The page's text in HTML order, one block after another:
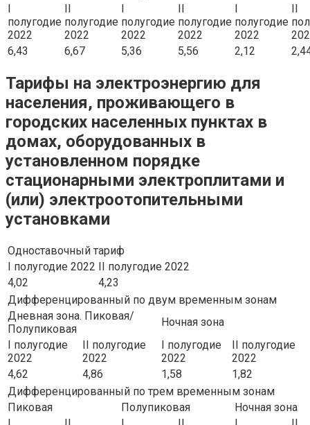
I
полугодие
2022
II
полугодие
2022
I
полугодие
2022
II
полугодие
2022
I
полугодие
2022
II
6,43
6,67 5,36 5,56 2,12
Тарифы на электроэнергию для
населения, проживающего в
городских населенных пунктах в
домах, оборудованных в
установленном порядке
стационарными электроплитами и
(или) электроотопительными
установками
Одноставочный тариф
I полугодие 2022
II полугодие 2022
4,02
4,23
Дифференцированный по двум временным зонам
Дневная зона. Пиковая/
Полупиковая
Ночная зона
I полугодие
2022
II полугодие
2022
I полугодие
2022
II полугодие
2022
4,62
4,86 1,58
1,82
Дифференцированный по трем временным зонам
Пиковая
Полупиковая
Ночная зона